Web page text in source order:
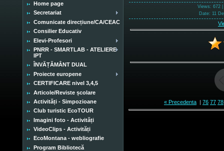
Home page
Secretariat
Comunicate direcțiune/CA/CEAC
Consilier Educativ
Elevi-Profesori
PNRR - SMARTLAB - ATELIERE
IPT
ÎNVĂȚĂMÂNT DUAL
Proiecte europene
CERTIFICARE nivel 3,4,5
Articole/Reviste școlare
Activități - Simpozioane
Club turistic EcoTOUR
Imagini foto - Activități
VideoClips - Activități
EcoMontana - webliografie
Program Bibliotecă
Views: 672 |
Date: 11
« Precedenta | 76 77 78